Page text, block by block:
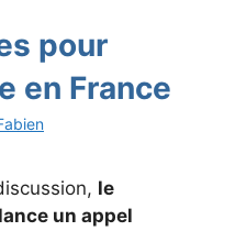
pour
en France
le
un appel